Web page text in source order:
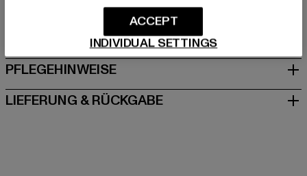
GRÖSSE & PASSFORM
PFLEGEHINWEISE
LIEFERUNG & RÜCKGABE
INDIVIDUAL SETTINGS
ACCEPT